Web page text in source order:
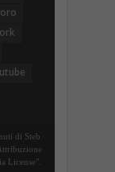
di Steb
License".